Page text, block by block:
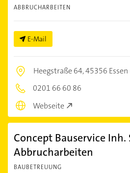
ABBRUCHARBEITEN
E-Mail
Heegstraße 64,45356 Essen
0201 66 60 86
Webseite
Concept Bauservice
Abbrucharbeiten
BAUBETREUUNG